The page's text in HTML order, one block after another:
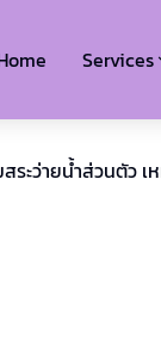
Services
ะว่ายน้ำส่วนตัว